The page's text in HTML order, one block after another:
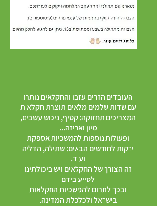
העובדים הזרים עזבו והחקלאים נותרו
עם שדות שלמים מלאים תוצרת חקלאית
המצריכים תחזוקה: קטיף, ניכוש עשבים,
מיון ואריזה...
ופעולות נוספות להמשכיות אספקת
ירקות לחודשים הבאים: שתילה, הדליה
ועוד.
זה הצורך של החקלאים ויש ביכולתינו
לסייע בידם
ובכך לתרום להמשכיות החקלאות
בישראל ולכלכלת המדינה.